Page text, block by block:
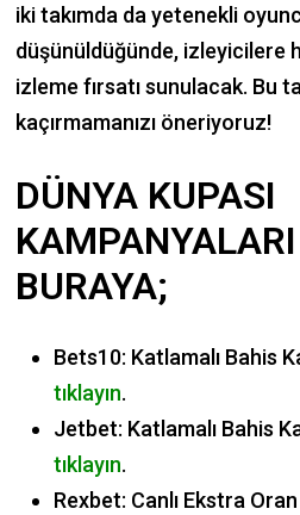
iki takımda da yetenekli
düşünüldüğünde, izleyicilere
izleme fırsatı sunulacak. Bu
kaçırmamanızı öneriyoruz!
DÜNYA KUPASI
BURAYA;
Bets10: Katlamalı Bahis
tıklayın.
Jetbet: Katlamalı Bahis
tıklayın.
Rexbet: Canlı Ekstra